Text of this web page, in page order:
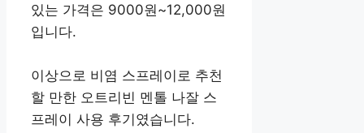
있는 가격은 9000원~12,000원
입니다.
이상으로 비염 스프레이로 추천
할 만한 오트리빈 멘톨 나잘 스
프레이 사용 후기였습니다.